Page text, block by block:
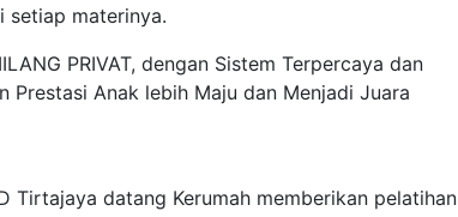
setiap materinya.
PRIVAT, dengan Sistem Terpercaya dan
Anak lebih Maju dan Menjadi Juara
Tirtajaya datang Kerumah memberikan pelatihan